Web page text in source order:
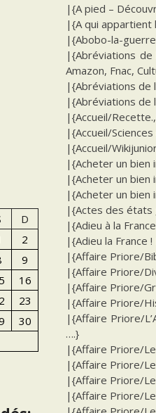
|{A pied –
|{A qui appartient
|{Abobo-la-
|{Abréviations de
Amazon, Fnac,
|{Abréviations de
|{Abréviations de
|{Accueil/Recette.,
|{Accueil/
|{Accueil/
|{Acheter un bien
|{Acheter un bien
|{Acheter un bien
|{Actes des états
|{Adieu à la
|{Adieu la France
|{Affaire Priore/
|{Affaire Priore/
|{Affaire Priore/
|{Affaire Priore/
|{Affaire Priore/
….}
|{Affaire Priore/
|{Affaire Priore/
|{Affaire Priore/
|{Affaire Priore/
D
2
9
16
23
30